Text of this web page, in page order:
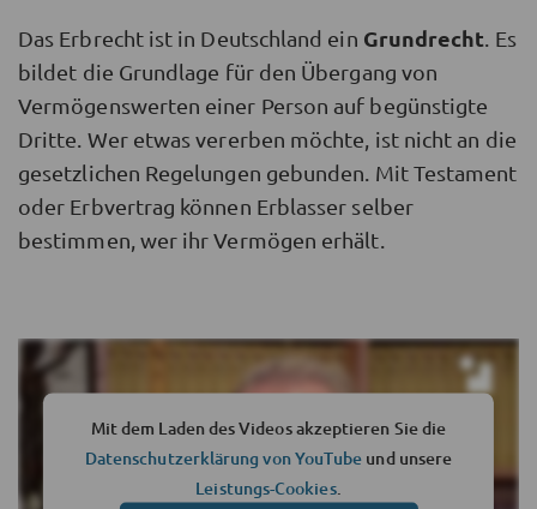
Das Erbrecht ist in Deutschland ein Grundrecht. Es
bildet die Grundlage für den Übergang von
Vermögenswerten einer Person auf begünstigte
Dritte. Wer etwas vererben möchte, ist nicht an die
gesetzlichen Regelungen gebunden. Mit Testament
oder Erbvertrag können Erblasser selber
bestimmen, wer ihr Vermögen erhält.
Mit dem Laden des Videos akzeptieren Sie die
Datenschutzerklärung von YouTube und unsere
Leistungs-Cookies.